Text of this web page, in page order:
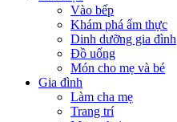
Vào bếp
Khám phá ẩm thực
Dinh dưỡng gia đình
Đồ uống
Món cho mẹ và bé
Gia đình
Làm cha mẹ
Trang trí